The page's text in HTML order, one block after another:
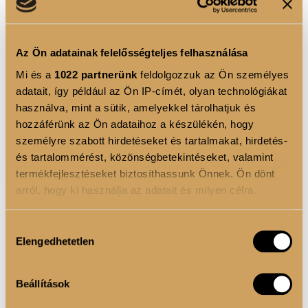
Az Ön adatainak felelősségteljes felhasználása
Mi és a 1022 partnerünk feldolgozzuk az Ön személyes
adatait, így például az Ön IP-címét, olyan technológiákat
használva, mint a sütik, amelyekkel tárolhatjuk és
hozzáférünk az Ön adataihoz a készülékén, hogy
személyre szabott hirdetéseket és tartalmakat, hirdetés-
és tartalommérést, közönségbetekintéseket, valamint
termékfejlesztéseket biztosíthassunk Önnek. Ön dönt
arról, hogy ki használja az adatait és milyen célra.
Információgyűjtés az Ön földrajzi elhelyezkedéséről
Az Ön készülékén beazonosítása annak konkrét
tulajdonságainak (ujjlenyomat) aktív ellenőrzésével
kiválasztása
Elengedhetetlen
Beállítások
céklavörös színezék
Ez a szépségital minden kortyban emlékeztet arra,
hogy a bőr, a haj és a köröm egészsége nem csupán
külső ápoláson múlik. AMálnabombaa napi rutin
részeként hozzájárulhat ahhoz, hogy frissebbnek,
ragyogóbbnak és energikusabbnak érezd magad –
természetes módon, kívül-belül egyensúlyban.
11.000 mg kollagén
– a szervezet számára
200 mg C-vitamin